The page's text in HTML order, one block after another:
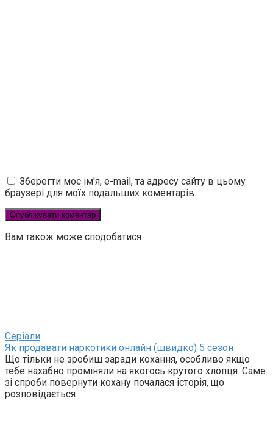
Зберегти моє ім'я, e-mail, та адресу сайту в цьому
браузері для моїх подальших коментарів.
Вам також може сподобатися
Серіали
Як продавати наркотики онлайн (швидко) 5 сезон
Що тільки не зробиш заради кохання, особливо якщо
тебе нахабно проміняли на якогось крутого хлопця. Саме
зі спроби повернути кохану почалася історія, що
розповідається